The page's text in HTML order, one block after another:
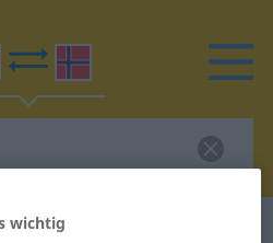
Wörterbuch
wichtig